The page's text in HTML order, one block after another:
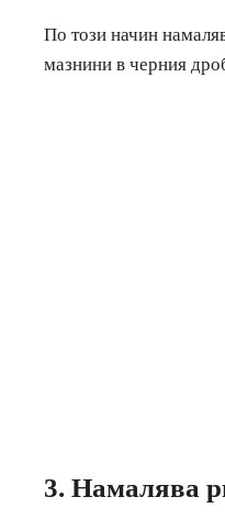
По този начин
мазнини в черния
3. Намалява